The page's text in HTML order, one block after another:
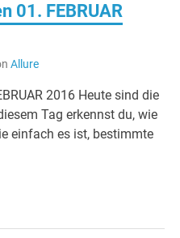
01. FEBRUAR
Allure
2016 Heute sind die
Tag erkennst du, wie
einfach es ist, bestimmte